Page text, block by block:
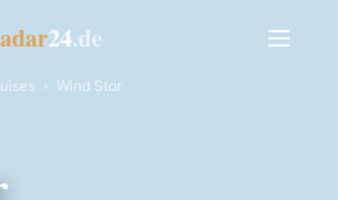
24.de
› Wind Star